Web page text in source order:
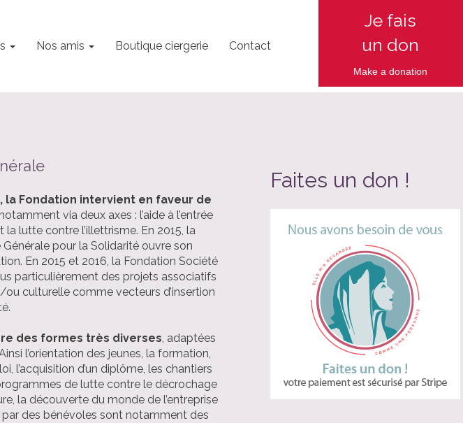
Nos amis Boutique ciergerie Contact
Je fais
un don
Make a donation
la Fondation intervient en faveur de
via deux axes : l’aide à l’entrée
lutte contre l’illettrisme. En 2015, la
pour la Solidarité ouvre son
En 2015 et 2016, la Fondation Société
particulièrement des projets associatifs
culturelle comme vecteurs d’insertion
des formes très diverses, adaptées
l’orientation des jeunes, la formation,
l’acquisition d’un diplôme, les chantiers
de lutte contre le décrochage
la découverte du monde de l’entreprise
des bénévoles sont notamment des
Faites un don !